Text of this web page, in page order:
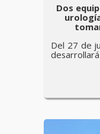
Dos
Del 27 de